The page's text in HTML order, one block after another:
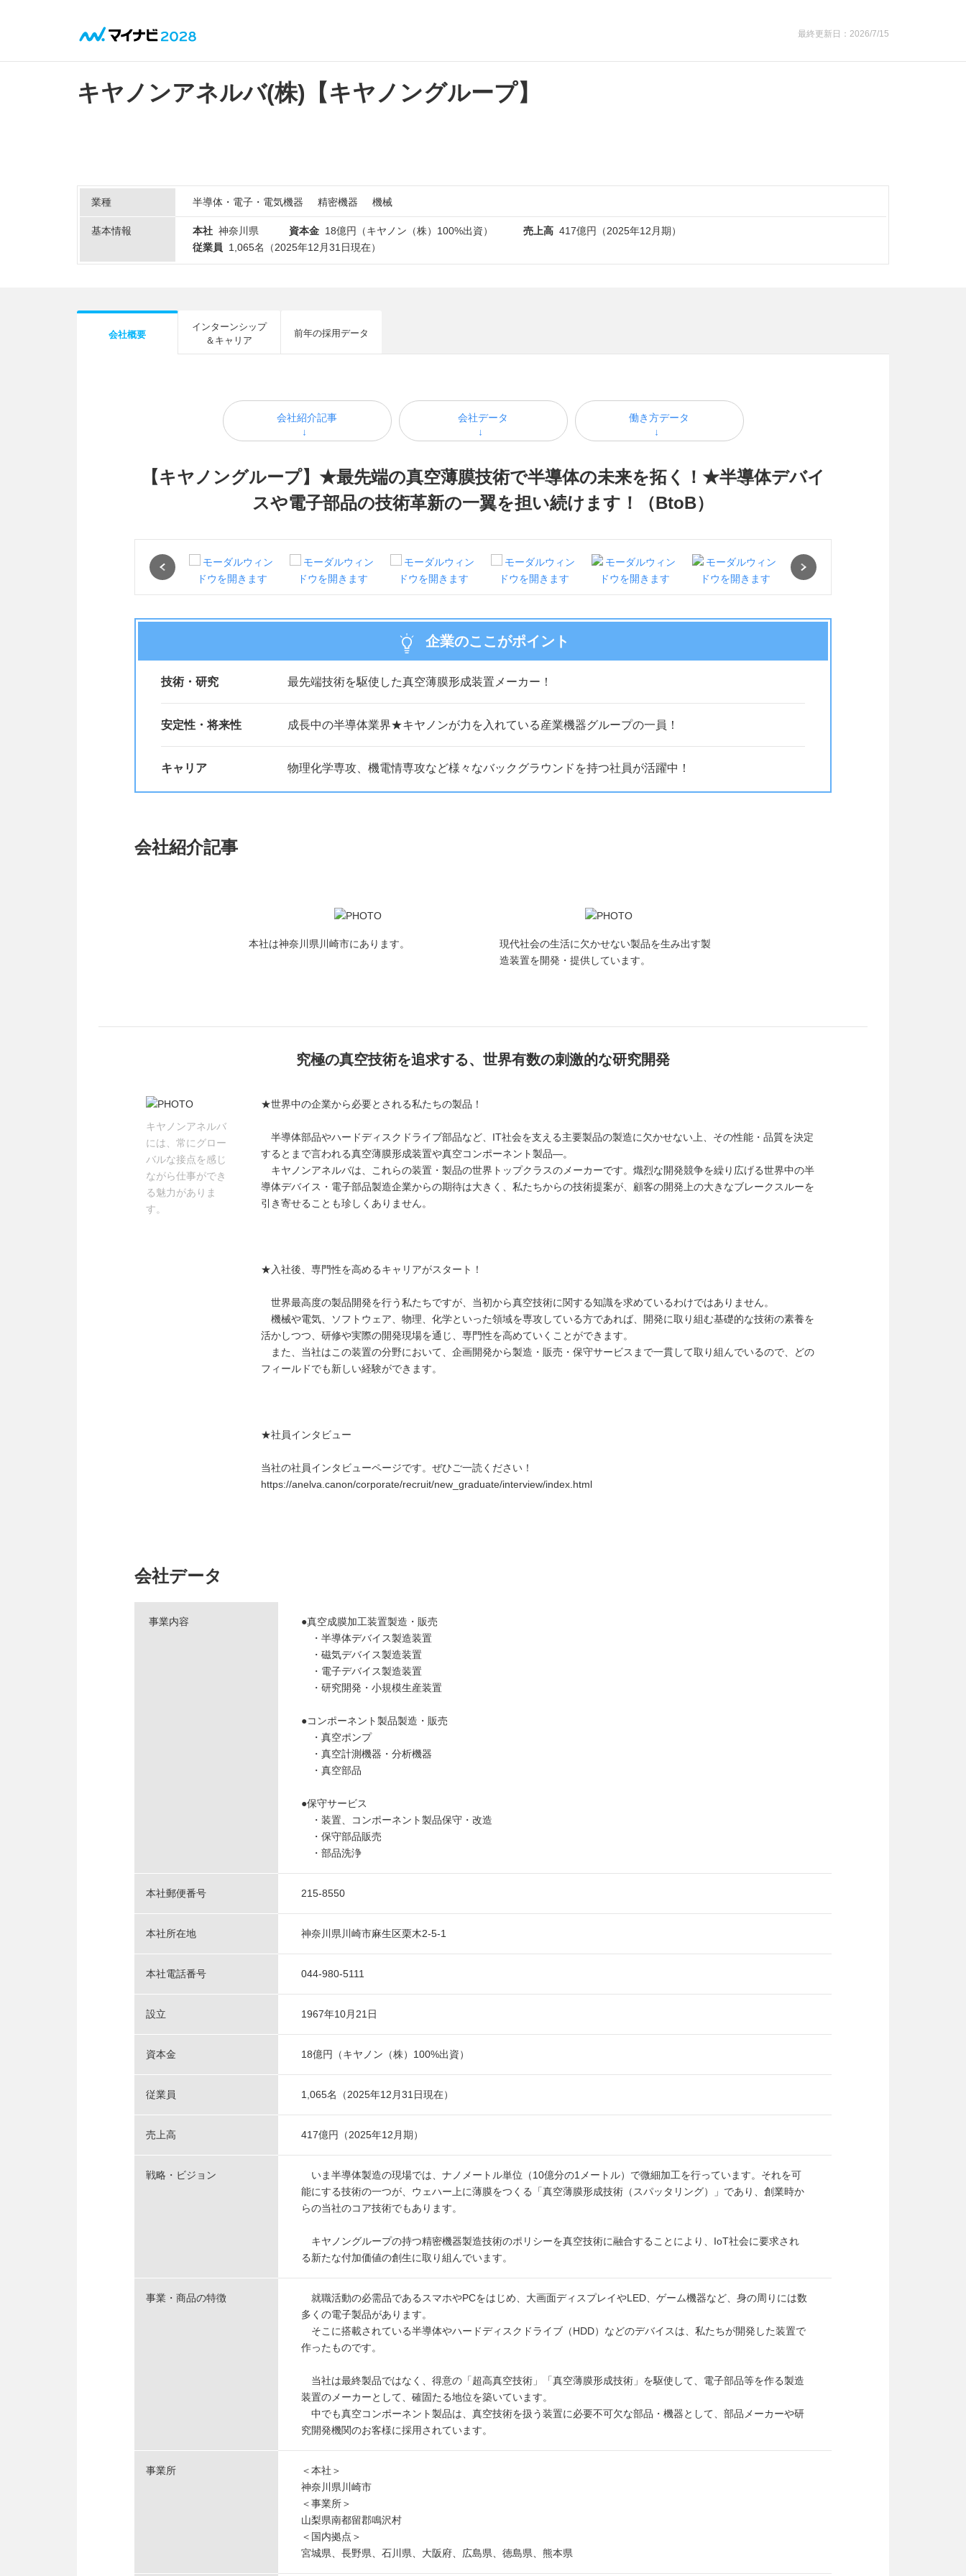
最終更新日：2026/7/15
キヤノンアネルバ(株)【キヤノングループ】
業種 半導体・電子・電気機器 精密機器 機械
基本情報 本社 神奈川県 資本金 18億円（キヤノン（株）100%出資） 売上高 417億円（2025年12月期）
従業員
1,065名（2025年12月31日現在）
会社概要
インターンシップ
＆キャリア
前年の採用データ
会社紹介記事 会社データ 働き方データ
【キヤノングループ】★最先端の真空薄膜技術で半導体の未来を拓く！★半導体デバイ
スや電子部品の技術革新の一翼を担い続けます！（BtoB）
企業のここがポイント
技術・研究 最先端技術を駆使した真空薄膜形成装置メーカー！
安定性・将来性 成長中の半導体業界★キヤノンが力を入れている産業機器グループの一員！
キャリア 物理化学専攻、機電情専攻など様々なバックグラウンドを持つ社員が活躍中！
会社紹介記事
本社は神奈川県川崎市にあります。
現代社会の生活に欠かせない製品を生み出す製
造装置を開発・提供しています。
究極の真空技術を追求する、世界有数の刺激的な研究開発
キヤノンアネルバ
には、常にグロー
バルな接点を感じ
ながら仕事ができ
る魅力がありま
す。
★世界中の企業から必要とされる私たちの製品！
半導体部品やハードディスクドライブ部品など、IT社会を支える主要製品の製造に欠かせない上、その性能・品質を決定
するとまで言われる真空薄膜形成装置や真空コンポーネント製品―。
キヤノンアネルバは、これらの装置・製品の世界トップクラスのメーカーです。熾烈な開発競争を繰り広げる世界中の半
導体デバイス・電子部品製造企業からの期待は大きく、私たちからの技術提案が、顧客の開発上の大きなブレークスルーを
引き寄せることも珍しくありません。
★入社後、専門性を高めるキャリアがスタート！
世界最高度の製品開発を行う私たちですが、当初から真空技術に関する知識を求めているわけではありません。
機械や電気、ソフトウェア、物理、化学といった領域を専攻している方であれば、開発に取り組む基礎的な技術の素養を
活かしつつ、研修や実際の開発現場を通じ、専門性を高めていくことができます。
また、当社はこの装置の分野において、企画開発から製造・販売・保守サービスまで一貫して取り組んでいるので、どの
フィールドでも新しい経験ができます。
★社員インタビュー
当社の社員インタビューページです。ぜひご一読ください！
https://anelva.canon/corporate/recruit/new_graduate/interview/index.html
会社データ
事業内容
●真空成膜加工装置製造・販売
・半導体デバイス製造装置
・磁気デバイス製造装置
・電子デバイス製造装置
・研究開発・小規模生産装置
●コンポーネント製品製造・販売
・真空ポンプ
・真空計測機器・分析機器
・真空部品
●保守サービス
・装置、コンポーネント製品保守・改造
・保守部品販売
・部品洗浄
本社郵便番号 215-8550
本社所在地 神奈川県川崎市麻生区栗木2-5-1
本社電話番号 044-980-5111
設立 1967年10月21日
資本金 18億円（キヤノン（株）100%出資）
従業員 1,065名（2025年12月31日現在）
売上高 417億円（2025年12月期）
戦略・ビジョン
いま半導体製造の現場では、ナノメートル単位（10億分の1メートル）で微細加工を行っています。それを可
能にする技術の一つが、ウェハー上に薄膜をつくる「真空薄膜形成技術（スパッタリング）」であり、創業時か
らの当社のコア技術でもあります。
キヤノングループの持つ精密機器製造技術のポリシーを真空技術に融合することにより、IoT社会に要求され
る新たな付加価値の創生に取り組んでいます。
事業・商品の特徴
就職活動の必需品であるスマホやPCをはじめ、大画面ディスプレイやLED、ゲーム機器など、身の周りには数
多くの電子製品があります。
そこに搭載されている半導体やハードディスクドライブ（HDD）などのデバイスは、私たちが開発した装置で
作ったものです。
当社は最終製品ではなく、得意の「超高真空技術」「真空薄膜形成技術」を駆使して、電子部品等を作る製造
装置のメーカーとして、確固たる地位を築いています。
中でも真空コンポーネント製品は、真空技術を扱う装置に必要不可欠な部品・機器として、部品メーカーや研
究開発機関のお客様に採用されています。
事業所
＜本社＞
神奈川県川崎市
＜事業所＞
山梨県南都留郡鳴沢村
＜国内拠点＞
宮城県、長野県、石川県、大阪府、広島県、徳島県、熊本県